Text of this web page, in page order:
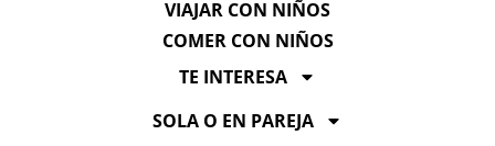
VIAJAR CON NIÑOS
COMER CON NIÑOS
TE INTERESA
SOLA O EN PAREJA